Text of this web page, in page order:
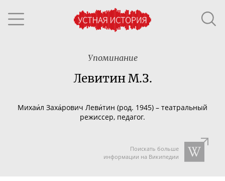
Упоминание
Левитин М.З.
Михаи́л Заха́рович Леви́тин (род. 1945) – театральный
режиссер, педагог.
Поискать больше
информации на Википедии